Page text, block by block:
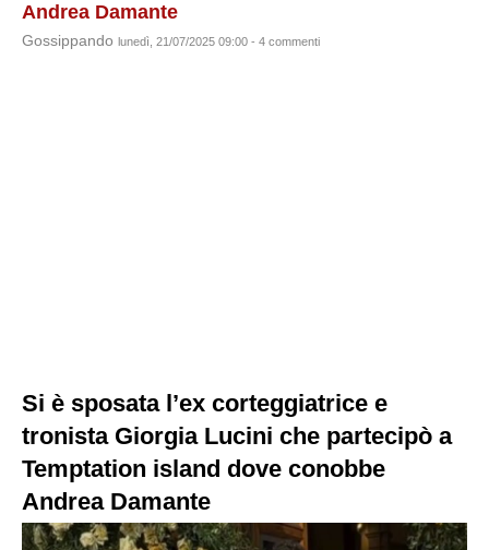
Andrea Damante
Gossippando lunedì, 21/07/2025 09:00 - 4 commenti
Si è sposata l’ex corteggiatrice e
tronista Giorgia Lucini che partecipò a
Temptation island dove conobbe
Andrea Damante